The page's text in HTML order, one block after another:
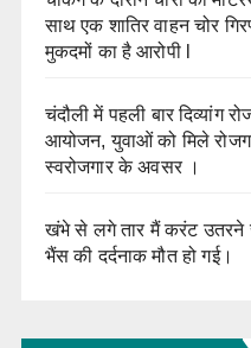
साथ एक शातिर वाहन चोर
मुकदमों का है आरोपी l
चंदौली में पहली बार दिव्यांग
आयोजन, युवाओं को मिले
स्वरोजगार के अवसर ।
खंभे से लगे तार मैं करंट उतरने
भैंस की दर्दनाक मौत हो गई।